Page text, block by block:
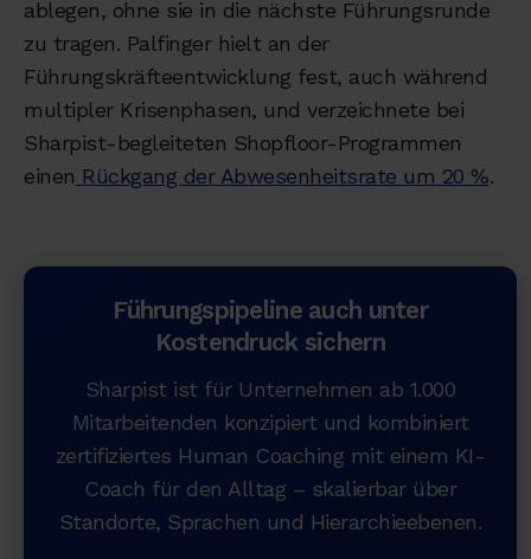
ablegen, ohne sie in die nächste Führungsrunde
zu tragen. Palfinger hielt an der
Führungskräfteentwicklung fest, auch während
multipler Krisenphasen, und verzeichnete bei
Sharpist-begleiteten Shopfloor-Programmen
einen Rückgang der Abwesenheitsrate um 20 %.
Führungspipeline auch unter
Kostendruck sichern
Sharpist ist für Unternehmen ab 1.000
Mitarbeitenden konzipiert und kombiniert
zertifiziertes Human Coaching mit einem KI-
Coach für den Alltag – skalierbar über
Standorte, Sprachen und Hierarchieebenen.